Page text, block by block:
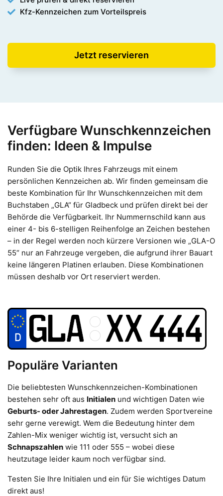
Kfz-Kennzeichen zum Vorteilspreis
Jetzt reservieren
Verfügbare Wunschkennzeichen
finden: Ideen & Impulse
Runden Sie die Optik Ihres Fahrzeugs mit einem
persönlichen Kennzeichen ab. Wir finden gemeinsam die
beste Kombination für Ihr Wunschkennzeichen mit dem
Buchstaben „GLA“ für Gladbeck und prüfen direkt bei der
Behörde die Verfügbarkeit. Ihr Nummernschild kann aus
einer 4- bis 6-stelligen Reihenfolge an Zeichen bestehen
– in der Regel werden noch kürzere Versionen wie „GLA-O
55“ nur an Fahrzeuge vergeben, die aufgrund ihrer Bauart
keine längeren Platinen erlauben. Diese Kombinationen
müssen deshalb vor Ort reserviert werden.
Populäre Varianten
Die beliebtesten Wunschkennzeichen-Kombinationen
bestehen sehr oft aus Initialen und wichtigen Daten wie
Geburts- oder Jahrestagen. Zudem werden Sportvereine
sehr gerne verewigt. Wem die Bedeutung hinter dem
Zahlen-Mix weniger wichtig ist, versucht sich an
Schnapszahlen wie 111 oder 555 – wobei diese
heutzutage leider kaum noch verfügbar sind.
Testen Sie Ihre Initialen und ein für Sie wichtiges Datum
direkt aus!